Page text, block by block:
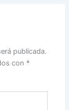
publicada.
con *